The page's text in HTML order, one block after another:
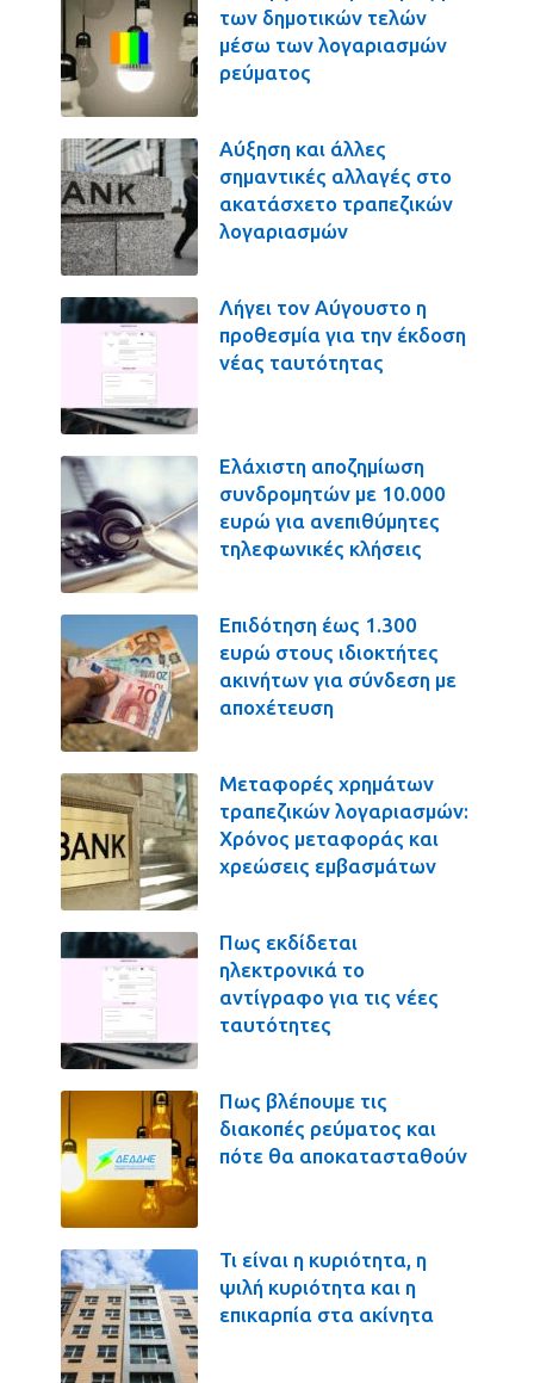
των δημοτικών τελών
μέσω των λογαριασμών
ρεύματος
Αύξηση και άλλες
σημαντικές αλλαγές στο
ακατάσχετο τραπεζικών
λογαριασμών
Λήγει τον Αύγουστο η
προθεσμία για την έκδοση
νέας ταυτότητας
Ελάχιστη αποζημίωση
συνδρομητών με 10.000
ευρώ για ανεπιθύμητες
τηλεφωνικές κλήσεις
Επιδότηση έως 1.300
ευρώ στους ιδιοκτήτες
ακινήτων για σύνδεση με
αποχέτευση
Μεταφορές χρημάτων
τραπεζικών λογαριασμών:
Χρόνος μεταφοράς και
χρεώσεις εμβασμάτων
Πως εκδίδεται
ηλεκτρονικά το
αντίγραφο για τις νέες
ταυτότητες
Πως βλέπουμε τις
διακοπές ρεύματος και
πότε θα αποκατασταθούν
Τι είναι η κυριότητα, η
ψιλή κυριότητα και η
επικαρπία στα ακίνητα